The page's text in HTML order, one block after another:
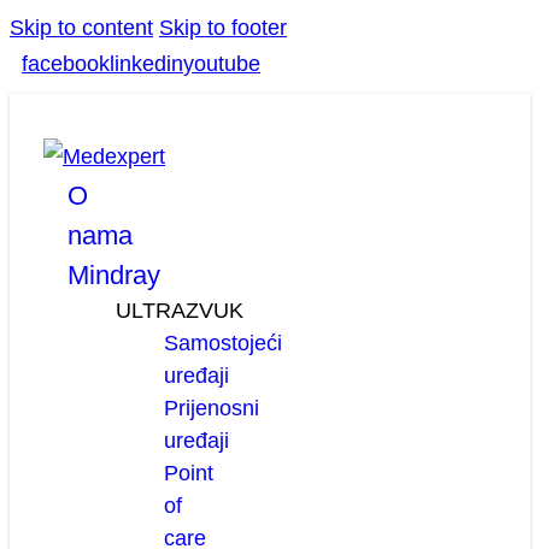
Skip to content Skip to footer
facebook linkedinyoutube
O
nama
Mindray
ULTRAZVUK
Samostojeći
uređaji
Prijenosni
uređaji
Point
of
care